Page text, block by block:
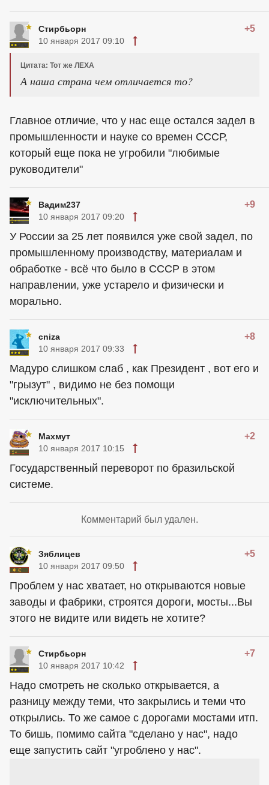
Стирбьорн +5
10 января 2017 09:10
Цитата: Тот же ЛЕХА
А наша страна чем отличается то?
Главное отличие, что у нас еще остался задел в
промышленности и науке со времен СССР,
который еще пока не угробили "любимые
руководители"
Вадим237 +9
10 января 2017 09:20
У России за 25 лет появился уже свой задел, по
промышленному производству, материалам и
обработке - всё что было в СССР в этом
направлении, уже устарело и физически и
морально.
cniza +8
10 января 2017 09:33
Мадуро слишком слаб , как Президент , вот его и
"грызут" , видимо не без помощи
"исключительных".
Махмут +2
10 января 2017 10:15
Государственный переворот по бразильской
системе.
Комментарий был удален.
Зяблицев +5
10 января 2017 09:50
Проблем у нас хватает, но открываются новые
заводы и фабрики, строятся дороги, мосты...Вы
этого не видите или видеть не хотите?
Стирбьорн +7
10 января 2017 10:42
Надо смотреть не сколько открывается, а
разницу между теми, что закрылись и теми что
открылись. То же самое с дорогами мостами итп.
То бишь, помимо сайта "сделано у нас", надо
еще запустить сайт "угроблено у нас".